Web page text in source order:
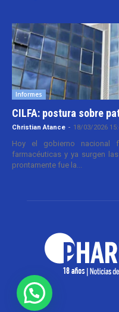
Informes
CILFA: postura sobre
Christian Atance - 18/03/2026
Hoy el gobierno nacional
farmacéuticas y ya surgen
prontamente fue la...